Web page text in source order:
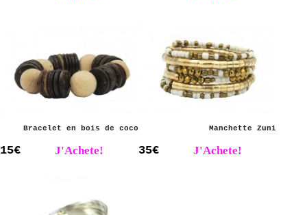
Bracelet en bois de coco
15€ J'Achete!
Manchette Zuni
35€ J'Achete!